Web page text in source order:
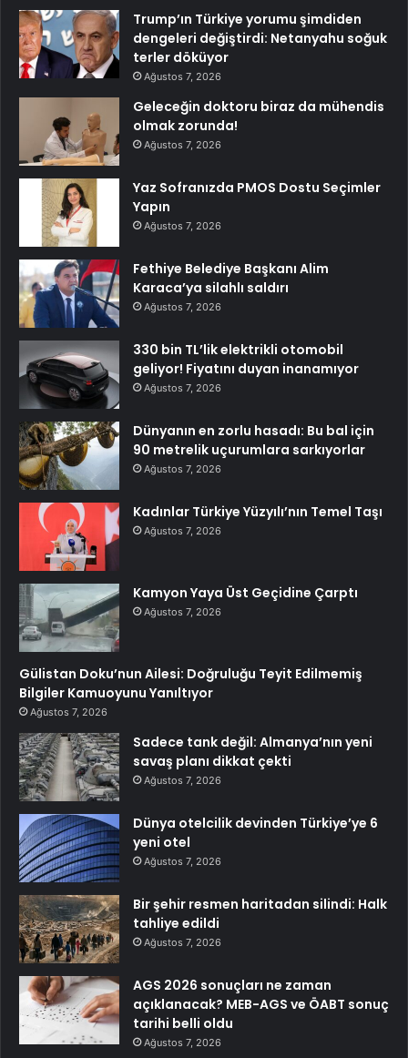
Trump’ın Türkiye yorumu şimdiden
dengeleri değiştirdi: Netanyahu soğuk
terler döküyor
Ağustos 7, 2026
Geleceğin doktoru biraz da mühendis
olmak zorunda!
Ağustos 7, 2026
Yaz Sofranızda PMOS Dostu Seçimler
Yapın
Ağustos 7, 2026
Fethiye Belediye Başkanı Alim
Karaca’ya silahlı saldırı
Ağustos 7, 2026
330 bin TL’lik elektrikli otomobil
geliyor! Fiyatını duyan inanamıyor
Ağustos 7, 2026
Dünyanın en zorlu hasadı: Bu bal için
90 metrelik uçurumlara sarkıyorlar
Ağustos 7, 2026
Kadınlar Türkiye Yüzyılı’nın Temel Taşı
Ağustos 7, 2026
Kamyon Yaya Üst Geçidine Çarptı
Ağustos 7, 2026
Gülistan Doku’nun Ailesi: Doğruluğu Teyit Edilmemiş
Bilgiler Kamuoyunu Yanıltıyor
Ağustos 7, 2026
Sadece tank değil: Almanya’nın yeni
savaş planı dikkat çekti
Ağustos 7, 2026
Dünya otelcilik devinden Türkiye’ye 6
yeni otel
Ağustos 7, 2026
Bir şehir resmen haritadan silindi: Halk
tahliye edildi
Ağustos 7, 2026
AGS 2026 sonuçları ne zaman
açıklanacak? MEB-AGS ve ÖABT sonuç
tarihi belli oldu
Ağustos 7, 2026